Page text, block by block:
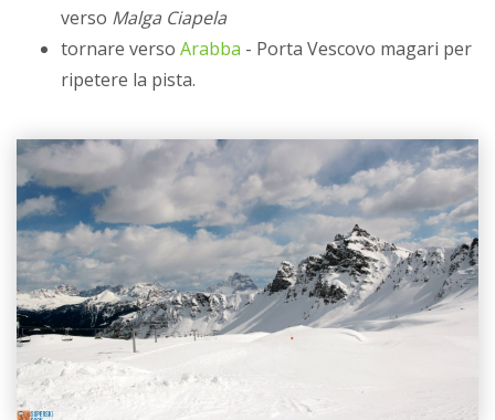
verso Malga Ciapela
tornare verso Arabba - Porta Vescovo magari per
ripetere la pista.